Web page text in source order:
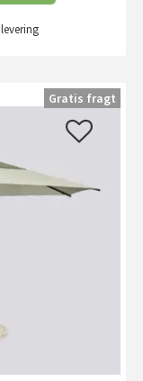
levering
Gratis fragt